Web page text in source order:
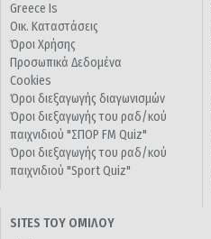
Greece Is
Οικ. Καταστάσεις
Όροι Χρήσης
Προσωπικά Δεδομένα
Cookies
Όροι διεξαγωγής διαγωνισμών
Όροι διεξαγωγής του ραδ/κού
παιχνιδιού "ΣΠΟΡ FM Quiz"
Όροι διεξαγωγής του ραδ/κού
παιχνιδιού "Sport Quiz"
SITES ΤΟΥ ΟΜΙΛΟΥ